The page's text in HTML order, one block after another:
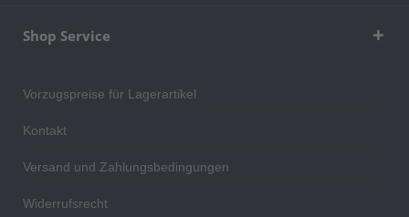
Shop Service
Vorzugspreise für Lagerartikel
Kontakt
Versand und Zahlungsbedingungen
Widerrufsrecht